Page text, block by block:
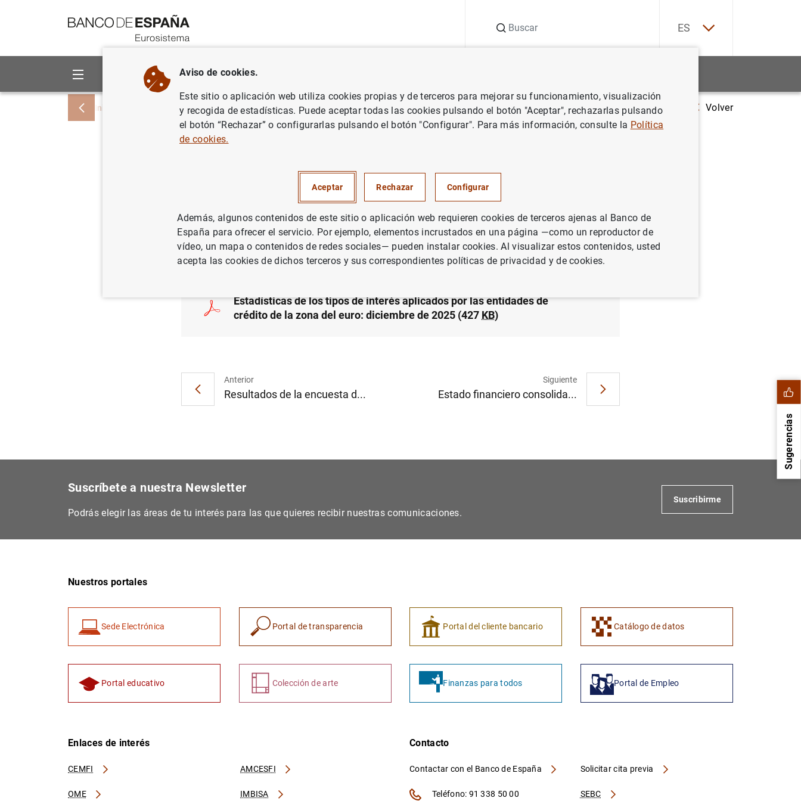
ES
Sobre el Banco Áreas de actuación
Inicio Noticias y eventos Noticias del Banco Central Europeo Notas de prensa del Banco Central Europeo Estadísticas de los tipos de interés aplicados por las entidades de
Volver
las entidades de crédito de la zona del euro:
diciembre de 2025
04/02/2026
Estadísticas de los tipos de interés aplicados por las entidades de
crédito de la zona del euro: diciembre de 2025 (427 KB)
Anterior
Resultados de la encuesta d...
Siguiente
Estado financiero consolida...
Sugerencias
Suscríbete a nuestra Newsletter
Podrás elegir las áreas de tu interés para las que quieres recibir nuestras comunicaciones.
Suscribirme
Nuestros portales
Sede Electrónica Portal de transparencia Portal del cliente bancario Catálogo de datos
Portal educativo Colección de arte Finanzas para todos Portal de Empleo
Enlaces de interés
CEMFI AMCESFI
OME IMBISA
Contacto
Contactar con el Banco de España
SEBC
Solicitar cita previa
Teléfono: 91 338 50 00
Aviso de cookies.
Este sitio o aplicación web utiliza cookies propias y de terceros para mejorar su funcionamiento, visualización
y recogida de estadísticas. Puede aceptar todas las cookies pulsando el botón "Aceptar", rechazarlas pulsando
el botón “Rechazar” o configurarlas pulsando el botón "Configurar". Para más información, consulte la Política
de cookies.
Aceptar Rechazar Configurar
Además, algunos contenidos de este sitio o aplicación web requieren cookies de terceros ajenas al Banco de
España para ofrecer el servicio. Por ejemplo, elementos incrustados en una página —como un reproductor de
vídeo, un mapa o contenidos de redes sociales— pueden instalar cookies. Al visualizar estos contenidos, usted
acepta las cookies de dichos terceros y sus correspondientes políticas de privacidad y de cookies.